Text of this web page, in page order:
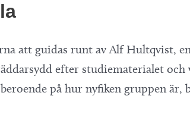
att guidas runt av Alf Hultqvist,
efter studiematerialet
på hur nyfiken gruppen är,